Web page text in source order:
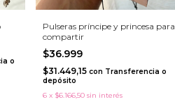
o
Pulseras príncipe y princesa para
compartir
$36.999
$31.449,15 con Transferencia o
depósito
6 x $6.166,50 sin interés